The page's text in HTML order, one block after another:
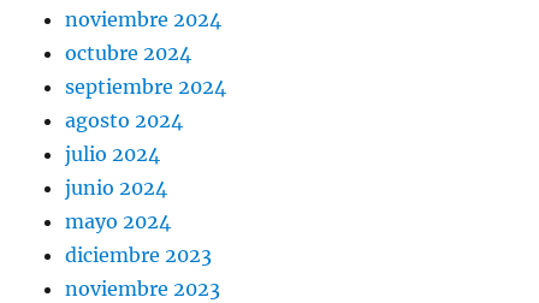
noviembre 2024
octubre 2024
septiembre 2024
agosto 2024
julio 2024
junio 2024
mayo 2024
diciembre 2023
noviembre 2023